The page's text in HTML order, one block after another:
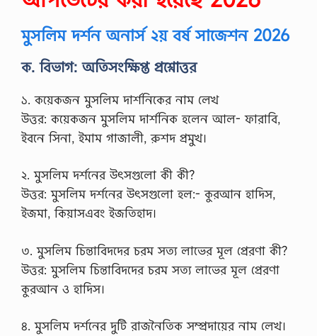
মুসলিম দর্শন অনার্স ২য় বর্ষ সাজেশন 2026
ক. বিভাগ: অতিসংক্ষিপ্ত প্রশ্নোত্তর
১. কয়েকজন মুসলিম দার্শনিকের নাম লেখ
উত্তর: কয়েকজন মুসলিম দার্শনিক হলেন আল- ফারাবি,
ইবনে সিনা, ইমাম গাজালী, রুশদ প্রমুখ।
২. মুসলিম দর্শনের উৎসগুলো কী কী?
উত্তর: মুসলিম দর্শনের উৎসগুলো হল:- কুরআন হাদিস,
ইজমা, কিয়াসএবং ইজতিহাদ।
৩. মুসলিম চিন্তাবিদদের চরম সত্য লাভের মূল প্রেরণা কী?
উত্তর: মুসলিম চিন্তাবিদদের চরম সত্য লাভের মূল প্রেরণা
কুরআন ও হাদিস।
৪. মুসলিম দর্শনের দুটি রাজনৈতিক সম্প্রদায়ের নাম লেখ।